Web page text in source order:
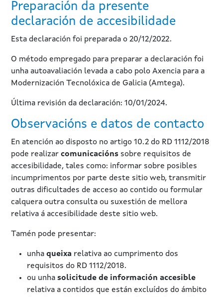
Preparación da presente
declaración de accesibilidade
Esta declaración foi preparada o 20/12/2022.
O método empregado para preparar a declaración foi
unha autoavaliación levada a cabo polo Axencia para a
Modernización Tecnolóxica de Galicia (Amtega).
Última revisión da declaración: 10/01/2024.
Observacións e datos de contacto
En atención ao disposto no artigo 10.2 do RD 1112/2018
pode realizarcomunicacións sobre requisitos de
accesibilidade, tales como: informar sobre posibles
incumprimentos por parte deste sitio web, transmitir
outras dificultades de acceso ao contido ou formular
calquera outra consulta ou suxestión de mellora
relativa á accesibilidade deste sitio web.
Tamén pode presentar:
unhaqueixa relativa ao cumprimento dos
requisitos do RD 1112/2018.
ou unhasolicitude de información accesible
relativa a contidos que están excluídos do ámbito